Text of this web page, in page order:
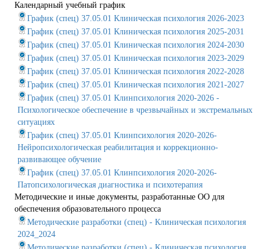
Календарный учебный график
График (спец) 37.05.01 Клиническая психология 2026-2023
График (спец) 37.05.01 Клиническая психология 2025-2031
График (спец) 37.05.01 Клиническая психология 2024-2030
График (спец) 37.05.01 Клиническая психология 2023-2029
График (спец) 37.05.01 Клиническая психология 2022-2028
График (спец) 37.05.01 Клиническая психология 2021-2027
График (спец) 37.05.01 Клинпсихология 2020-2026 -
Психологическое обеспечение в чрезвычайных и экстремальных
ситуациях
График (спец) 37.05.01 Клинпсихология 2020-2026-
Нейропсихологическая реабилитация и коррекционно-
развивающее обучение
График (спец) 37.05.01 Клинпсихология 2020-2026-
Патопсихологическая диагностика и психотерапия
Методические и иные документы, разработанные ОО для
обеспечения образовательного процесса
Методические разработки (спец) - Клиническая психология
2024_2024